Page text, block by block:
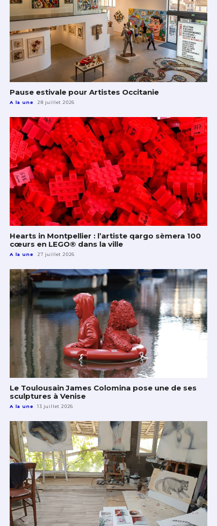
Pause estivale pour Artistes Occitanie
A la une 28 juillet 2026
Hearts in Montpellier : l’artiste qargo sèmera 100
cœurs en LEGO® dans la ville
A la une 27 juillet 2026
Le Toulousain James Colomina pose une de ses
sculptures à Venise
A la une 13 juillet 2026